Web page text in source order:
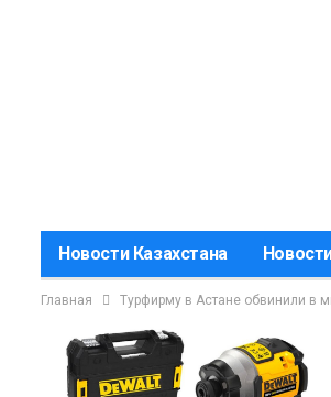
Новости Казахстана
Главная Турфирму в Астане обвинили в